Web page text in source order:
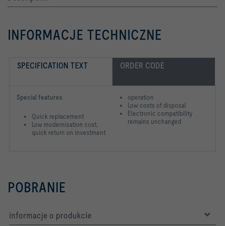
INFORMACJE TECHNICZNE
SPECIFICATION TEXT ORDER CODE
Special features
Quick replacement
Low modernisation cost,
quick return on investment
operation
Low costs of disposal
Electronic compatibility
remains unchanged
POBRANIE
informacje o produkcie